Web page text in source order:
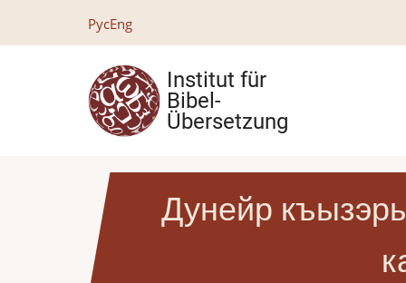
РусEng
Institut für
Bibel-
Übersetzung
Дунейр